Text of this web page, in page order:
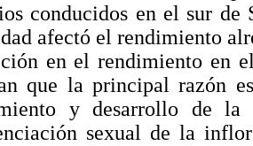
conducidos en el sur
afectó el rendimiento
en el rendimiento en
que la principal razón
y desarrollo de la
sexual de la